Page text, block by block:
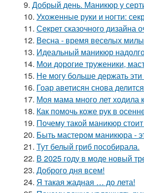
9. Добрый день. Маникюр у
10. Ухоженные руки и ногти:
11. Секрет сказочного дизайна
12. Весна - время веселых
13. Идеальный маникюр
14. Мои дорогие труженики,
15. Не могу больше держать
16. Гоар аветисян снова
17. Моя мама много лет ходила
18. Как помочь коже рук в
19. Почему такой маникюр
20. Быть мастером маникюра -
21. Тут белый гриб пособирала.
22. В 2025 году в моде новый
23. Доброго дня всем!
24. Я такая жадная … до лета!